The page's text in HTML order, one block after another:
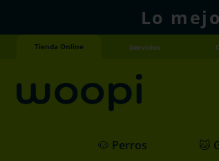
Lo
Tienda Online Servicios
🐶 Perros 🐱